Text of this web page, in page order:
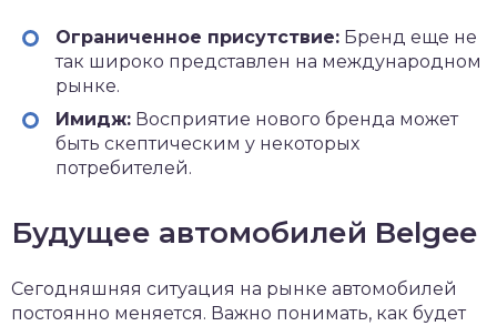
Ограниченное присутствие: Бренд еще не
так широко представлен на международном
рынке.
Имидж: Восприятие нового бренда может
быть скептическим у некоторых
потребителей.
Будущее автомобилей Belgee
Сегодняшняя ситуация на рынке автомобилей
постоянно меняется. Важно понимать, как будет